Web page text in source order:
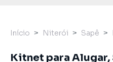
Início Niterói Sapê
Kitnet para